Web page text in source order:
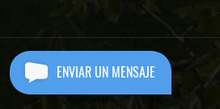
ENVIAR UN MENSAJE